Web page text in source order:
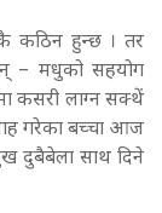
कठिन हुन्छ । तर
– मधुको सहयोग
कसरी लाग्न सक्थें
गरेका बच्चा आज
दुबैबेला साथ दिने